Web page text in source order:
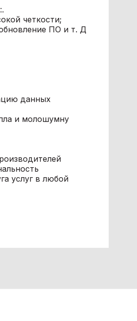
четкости;
ПО и т. Д
данных
и молошумну
услуг в любой